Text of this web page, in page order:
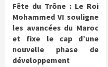
Fête du Trône : Le Roi
Mohammed VI souligne
les avancées du Maroc
et fixe le cap d’une
nouvelle phase de
développement